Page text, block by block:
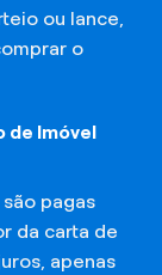
ou lance,
o
de Imóvel
pagas
da carta de
apenas